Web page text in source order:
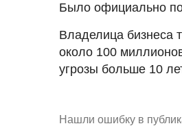
Было официально
Владелица бизнеса
около 100
угрозы больше 10
Нашли ошибку в